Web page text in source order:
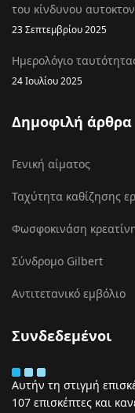
του κίνδυνου
23 Σεπτεμβρίου 2025
Ημερολόγιο
24 Ιουλίου 2025
Δημοφιλή άρθρα
Γενική αίματος
Ταχύτητα καθίζησης
Φωσφοκινάση
Σύνδρομο Gilbert
Αντιτετανικό εμβόλιο
Συνδεδεμένοι
Αυτήν τη στιγμή
107 επισκέπτες και